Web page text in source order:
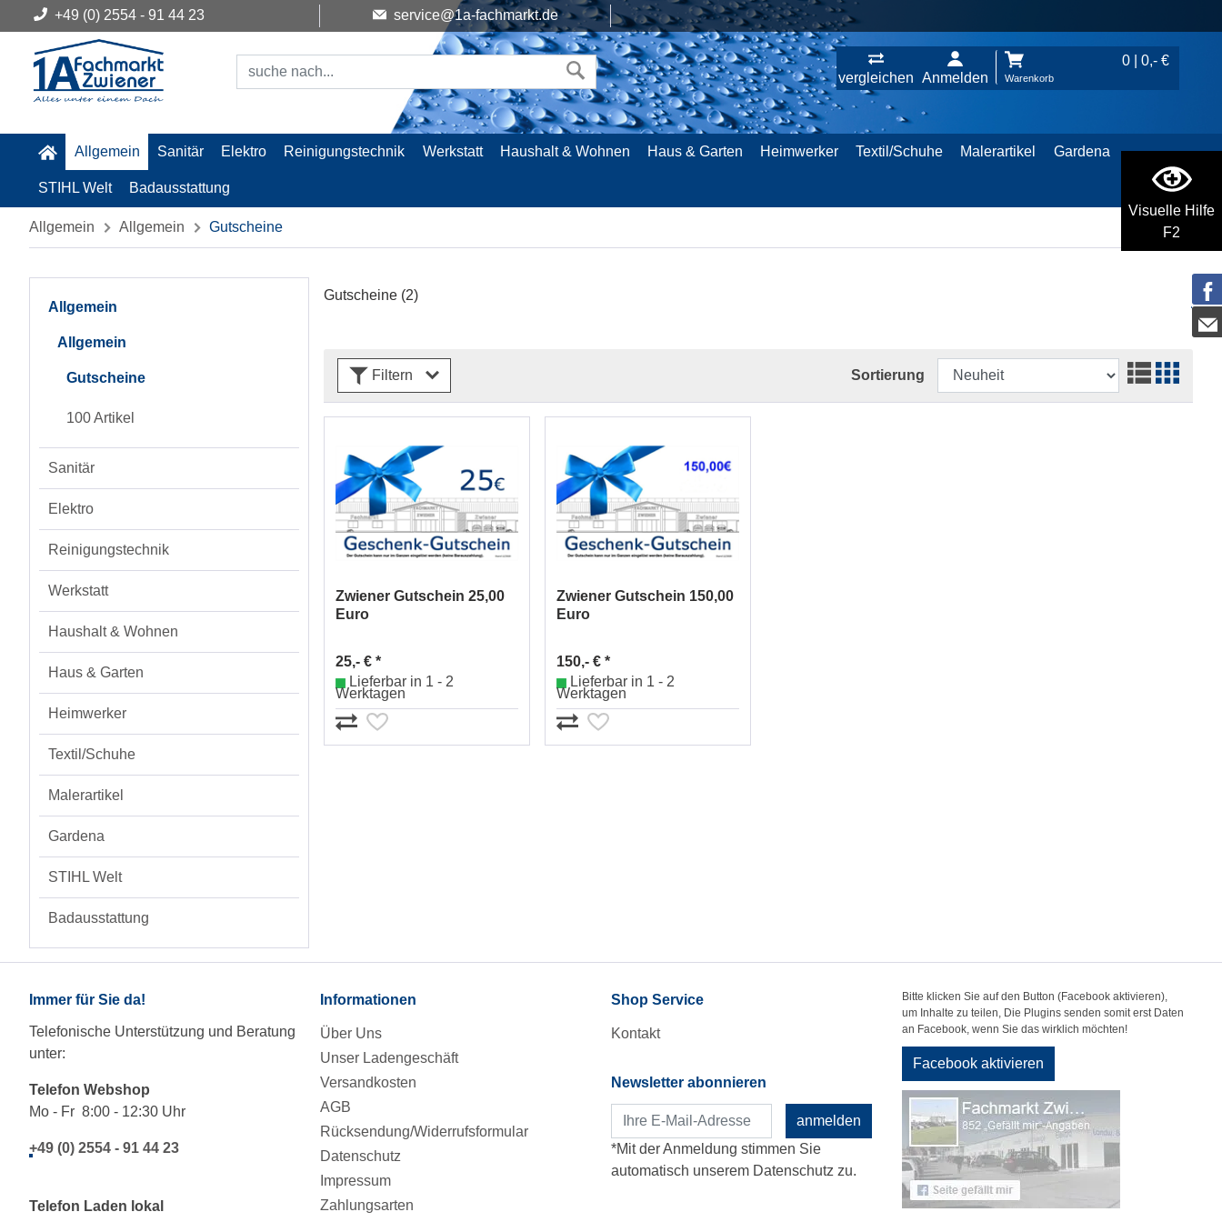
Visuelle Hilfe
F2
+49 (0) 2554 - 91 44 23 service@1a-fachmarkt.de
vergleichen Anmelden
0 | 0,- €
Warenkorb
Allgemein Sanitär Elektro Reinigungstechnik Werkstatt Haushalt & Wohnen Haus & Garten Heimwerker Textil/Schuhe Malerartikel Gardena
STIHL Welt Badausstattung
Allgemein Allgemein Gutscheine
Allgemein
Allgemein
Gutscheine
100 Artikel
Sanitär
Elektro
Reinigungstechnik
Werkstatt
Haushalt & Wohnen
Haus & Garten
Heimwerker
Textil/Schuhe
Malerartikel
Gardena
STIHL Welt
Badausstattung
Gutscheine (2)
Filtern Sortierung
Zwiener Gutschein 25,00
Euro
25,- € *
Lieferbar in 1 - 2
Werktagen
Zwiener Gutschein 150,00
Euro
150,- € *
Lieferbar in 1 - 2
Werktagen
Immer für Sie da!
Telefonische Unterstützung und Beratung
unter:
Telefon Webshop
Mo - Fr 8:00 - 12:30 Uhr
+49 (0) 2554 - 91 44 23
Telefon Laden lokal
Informationen
Über Uns
Unser Ladengeschäft
Versandkosten
AGB
Rücksendung/Widerrufsformular
Datenschutz
Impressum
Zahlungsarten
Shop Service
Kontakt
Newsletter abonnieren
anmelden
*Mit der Anmeldung stimmen Sie
automatisch unserem Datenschutz zu.
Bitte klicken Sie auf den Button (Facebook aktivieren),
um Inhalte zu teilen, Die Plugins senden somit erst Daten
an Facebook, wenn Sie das wirklich möchten!
Facebook aktivieren